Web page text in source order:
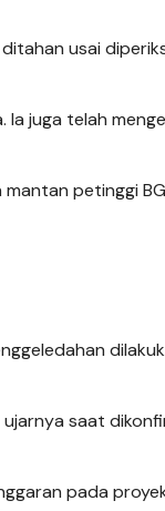
usai
Ia juga telah
petinggi
ujarnya saat
pada